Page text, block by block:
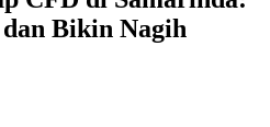
Bikin Nagih